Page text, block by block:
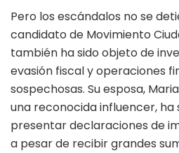
Pero los escándalos no se
candidato de Movimiento
también ha sido objeto de
evasión fiscal y operaciones
sospechosas. Su esposa,
una reconocida influencer, ha
presentar declaraciones de
a pesar de recibir grandes